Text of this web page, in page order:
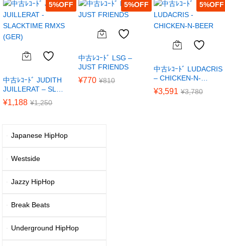
5%
中古ﾚｺｰﾄﾞ JUDITH
JUILLERAT – SL…
¥1,188 ¥1,250
5%
中古ﾚｺｰﾄﾞ LSG –
JUST FRIENDS
¥770 ¥810
5%
中古ﾚｺｰﾄﾞ LUDACRIS
– CHICKEN-N-…
¥3,591 ¥3,780
Japanese HipHop
Westside
Jazzy HipHop
Break Beats
Underground HipHop